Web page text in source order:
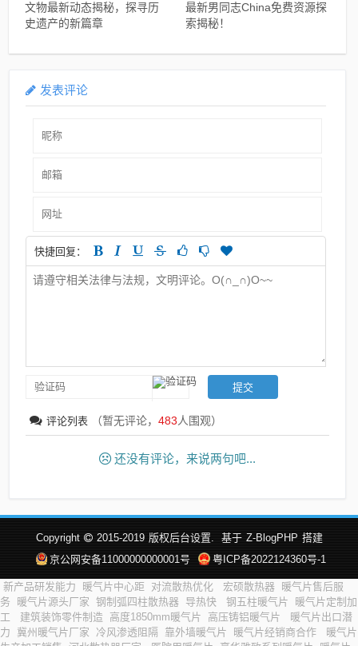
文物最新动态揭秘，探寻历
史遗产的新篇章
最新男同志China免费资源探
索揭秘！
发表评论
快捷回复：
评论列表 （暂无评论，483人围观）
还没有评论，来说两句吧...
Copyright 2015-2019 版权后台设置. 基于 Z-BlogPHP 搭建
京公网安备11000000000001号
粤ICP备2022124360号-1
新产品研发能力 暖气片中心距 对流散热优化 宏硕散热器
暖气片售后服
务
暖气片源头厂家 钢制弧四柱散热器 导热快 钢五柱暖气片
暖气片定制加
工
建筑装饰零件制造 高度1850mm暖气片 高压铸铝暖气片
暖气片出口潜
力
冀州暖气片厂家 冷风渗透阻隔 靠外墙暖气片 暖气片经销商合作
暖气片